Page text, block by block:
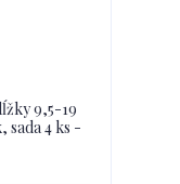
9,5-19
sada 4 ks -